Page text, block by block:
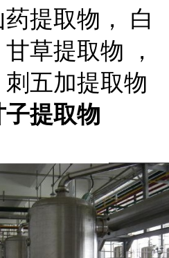
提取物， 白
草提取物 ，
五加提取物
提取物